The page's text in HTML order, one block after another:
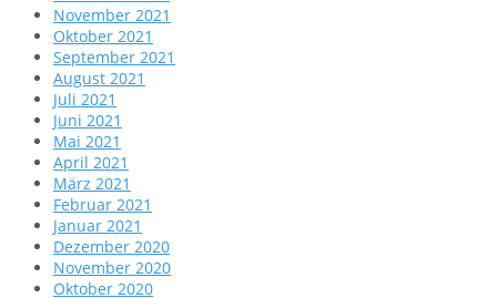
November 2021
Oktober 2021
September 2021
August 2021
Juli 2021
Juni 2021
Mai 2021
April 2021
März 2021
Februar 2021
Januar 2021
Dezember 2020
November 2020
Oktober 2020